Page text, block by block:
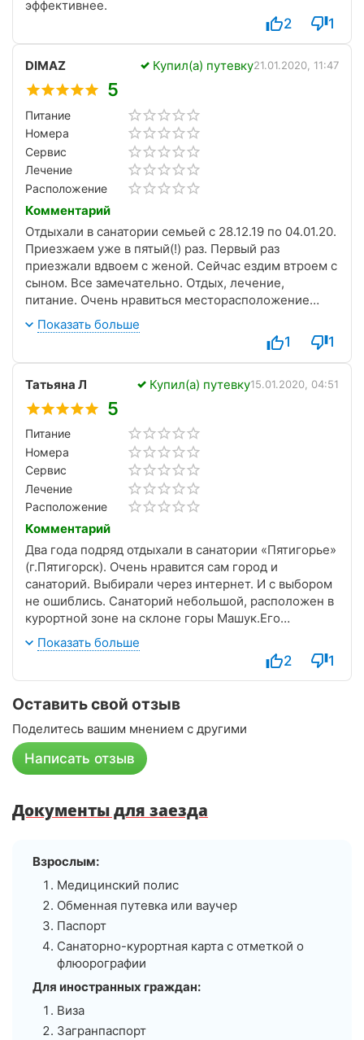
эффективнее.
2 1
DIMAZ Купил(а) путевку21.01.2020, 11:47
5
Питание
Номера
Сервис
Лечение
Расположение
Комментарий
Отдыхали в санатории семьей с 28.12.19 по 04.01.20.
Приезжаем уже в пятый(!) раз. Первый раз
приезжали вдвоем с женой. Сейчас ездим втроем с
сыном. Все замечательно. Отдых, лечение,
питание. Очень нравиться месторасположение
санатория. Курортная зона на горе Машук, сосны,
вкуснейший воздух, тишина! Отсутствие очередей
на процедурах и заказная система меню только
усиливают благоприятное впечатление. Даже за
такой небольшой срок организм приходит в себя
после бешеного рабочего ритма. Большое спасибо
всем сотрудникам санатория! Думаю, приедем и в
шестой, и в десятый раз.
Показать больше
1 1
Татьяна Л Купил(а) путевку15.01.2020, 04:51
5
Питание
Номера
Сервис
Лечение
Расположение
Комментарий
Два года подряд отдыхали в санатории «Пятигорье»
(г.Пятигорск). Очень нравится сам город и
санаторий. Выбирали через интернет. И с выбором
не ошиблись. Санаторий небольшой, расположен в
курортной зоне на склоне горы Машук.Его
окружает огромный парк для прогулок. Очень
нравится, что на территории санатория есть свой
бювет с минеральной водой, а лечебные
персонал в санатории замечательный: опытный и
профессионализм врача-терапевта Шириновой
Ларисы Владимировны, «золотые» руки массажиста
Шутенко Ольги Анатольевны, отзывчивость
раз в ноябре, в номере тепло, уборка - ежедневная.
Понравилось сытное и вкусное питание в столовой.
всем сотрудникам санатория за отличное лечение,
Надеемся, что ещё не раз получится приехать на
отдых в санаторий «Пятигорье». Лапихина Т.А
Показать больше
2 1
Оставить свой отзыв
Поделитесь вашим мнением с другими
Написать отзыв
Документы для заезда
Взрослым:
Медицинский полис
Обменная путевка или ваучер
Паспорт
Санаторно-курортная карта с отметкой о
флюорографии
Для иностранных граждан:
Виза
Загранпаспорт